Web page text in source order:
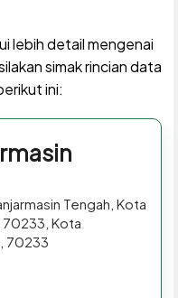
lebih detail mengenai
simak rincian data
ini:
Tengah, Kota
70233, Kota
70233